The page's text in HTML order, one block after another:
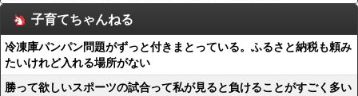
子育てちゃんねる
冷凍庫パンパン問題がずっと付きまとっている。ふるさと納税も頼み
たいけれど入れる場所がない
勝って欲しいスポーツの試合って私が見ると負けることがすごく多い